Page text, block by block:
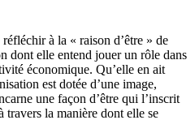
à la « raison d’être » de
dont elle entend jouer un rôle dans
économique. Qu’elle en ait
est dotée d’une image,
une façon d’être qui l’inscrit
travers la manière dont elle se